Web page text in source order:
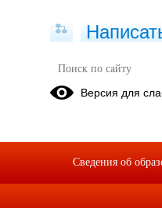
ЗдоровоеВерсия для
Сведения об